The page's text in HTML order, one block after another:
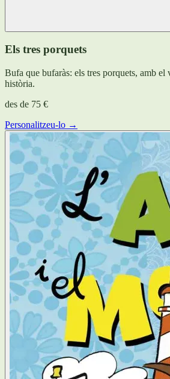
Els tres porquets
Bufa que bufaràs: els tres porquets, amb el
història.
des de 75 €
Personalitzeu-lo →